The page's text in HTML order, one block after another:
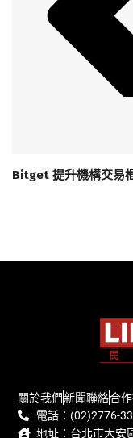
Bitget 提升機構交易
關於我們新聞聯絡合
電話：(02)2776-
地址：台北市大安